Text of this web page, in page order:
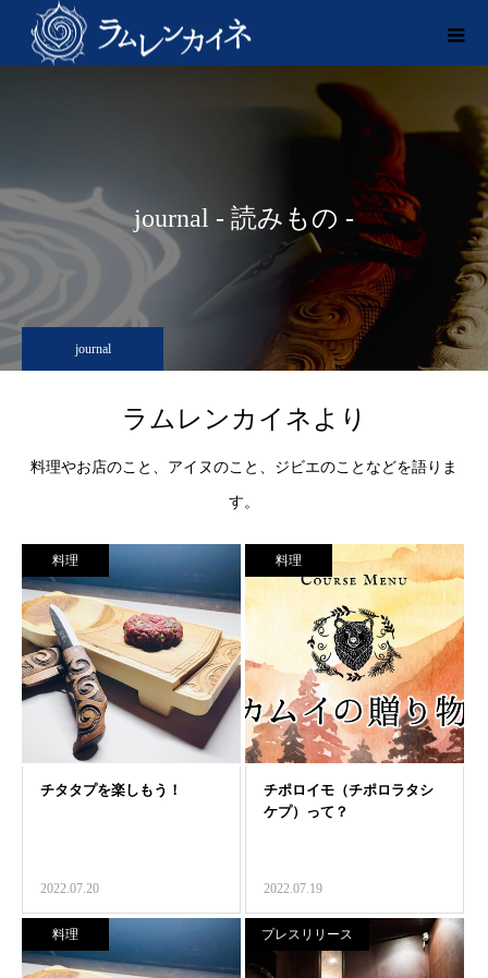
journal - 読みもの -
journal
ラムレンカイネより
料理やお店のこと、アイヌのこと、ジビエのことなどを語りま
す。
料理
2022.07.20
料理
2022.07.19
料理 プレスリリース